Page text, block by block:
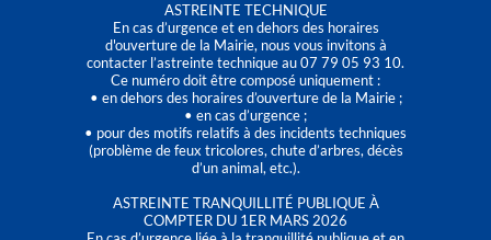
ASTREINTE TECHNIQUE
En cas d’urgence et en dehors des horaires
d'ouverture de la Mairie, nous vous invitons à
contacter l’astreinte technique au 07 79 05 93 10.
Ce numéro doit être composé uniquement :
• en dehors des horaires d’ouverture de la Mairie ;
• en cas d’urgence ;
• pour des motifs relatifs à des incidents techniques
(problème de feux tricolores, chute d’arbres, décès
d’un animal, etc.).
ASTREINTE TRANQUILLITÉ PUBLIQUE À
COMPTER DU 1ER MARS 2026